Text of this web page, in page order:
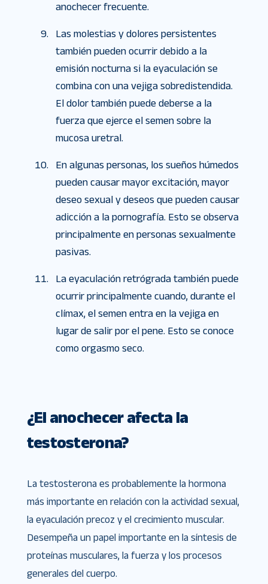
anochecer frecuente.
Las molestias y dolores persistentes
también pueden ocurrir debido a la
emisión nocturna si la eyaculación se
combina con una vejiga sobredistendida.
El dolor también puede deberse a la
fuerza que ejerce el semen sobre la
mucosa uretral.
En algunas personas, los sueños húmedos
pueden causar mayor excitación, mayor
deseo sexual y deseos que pueden causar
adicción a la pornografía. Esto se observa
principalmente en personas sexualmente
pasivas.
La eyaculación retrógrada también puede
ocurrir principalmente cuando, durante el
clímax, el semen entra en la vejiga en
lugar de salir por el pene. Esto se conoce
como orgasmo seco.
¿El anochecer afecta la
testosterona?
La testosterona es probablemente la hormona
más importante en relación con la actividad sexual,
la eyaculación precoz y el crecimiento muscular.
Desempeña un papel importante en la síntesis de
proteínas musculares, la fuerza y ​​los procesos
generales del cuerpo.